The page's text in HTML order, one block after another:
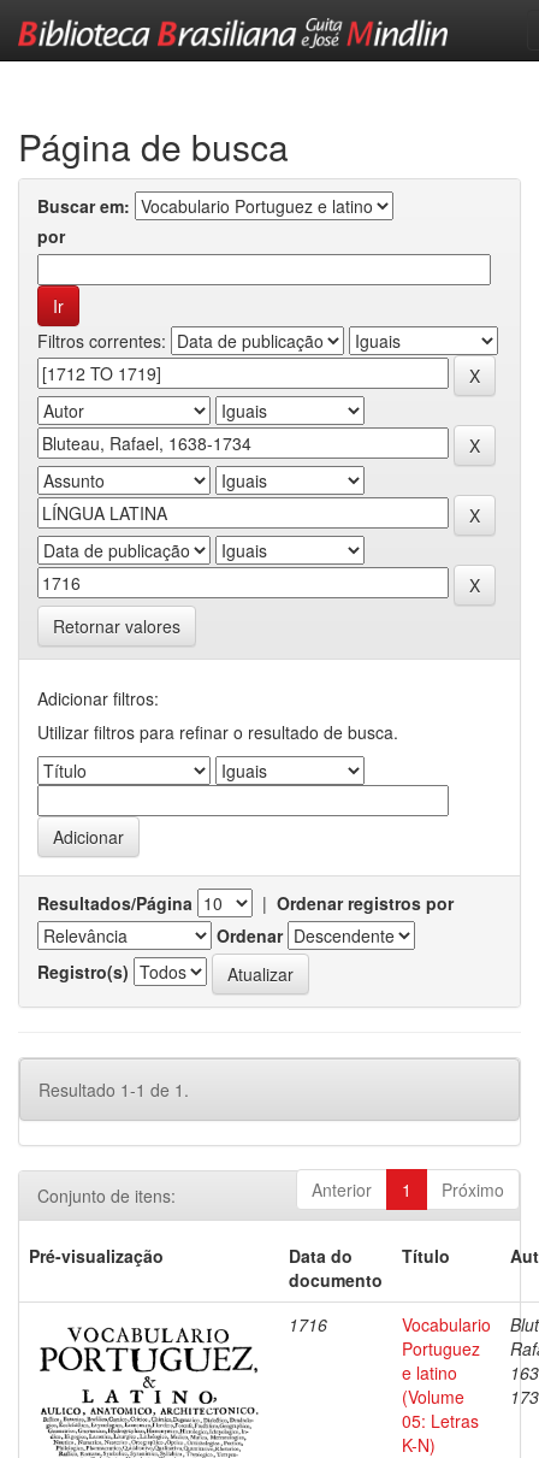
Página de busca
Buscar em:
por
Filtros correntes:
Retornar valores
Adicionar filtros:
Utilizar filtros para refinar o resultado de busca.
Resultados/Página | Ordenar registros por
Ordenar
Registro(s)
Resultado 1-1 de 1.
Anterior 1 Próximo
Conjunto de itens:
Pré-visualização
Data do
documento
Título
1716
Vocabulario
Portuguez
e latino
(Volume
05: Letras
K-N)